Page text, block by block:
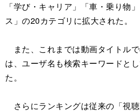
「学び・キャリア」「車・乗り物
ス」の20カテゴリに拡大された。
また、これまでは動画タイトル
は、ユーザ名も検索キーワードと
た。
さらにランキングは従来の「視